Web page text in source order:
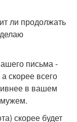
ли продолжать
письма -
скорее всего
в вашем
скорее будет